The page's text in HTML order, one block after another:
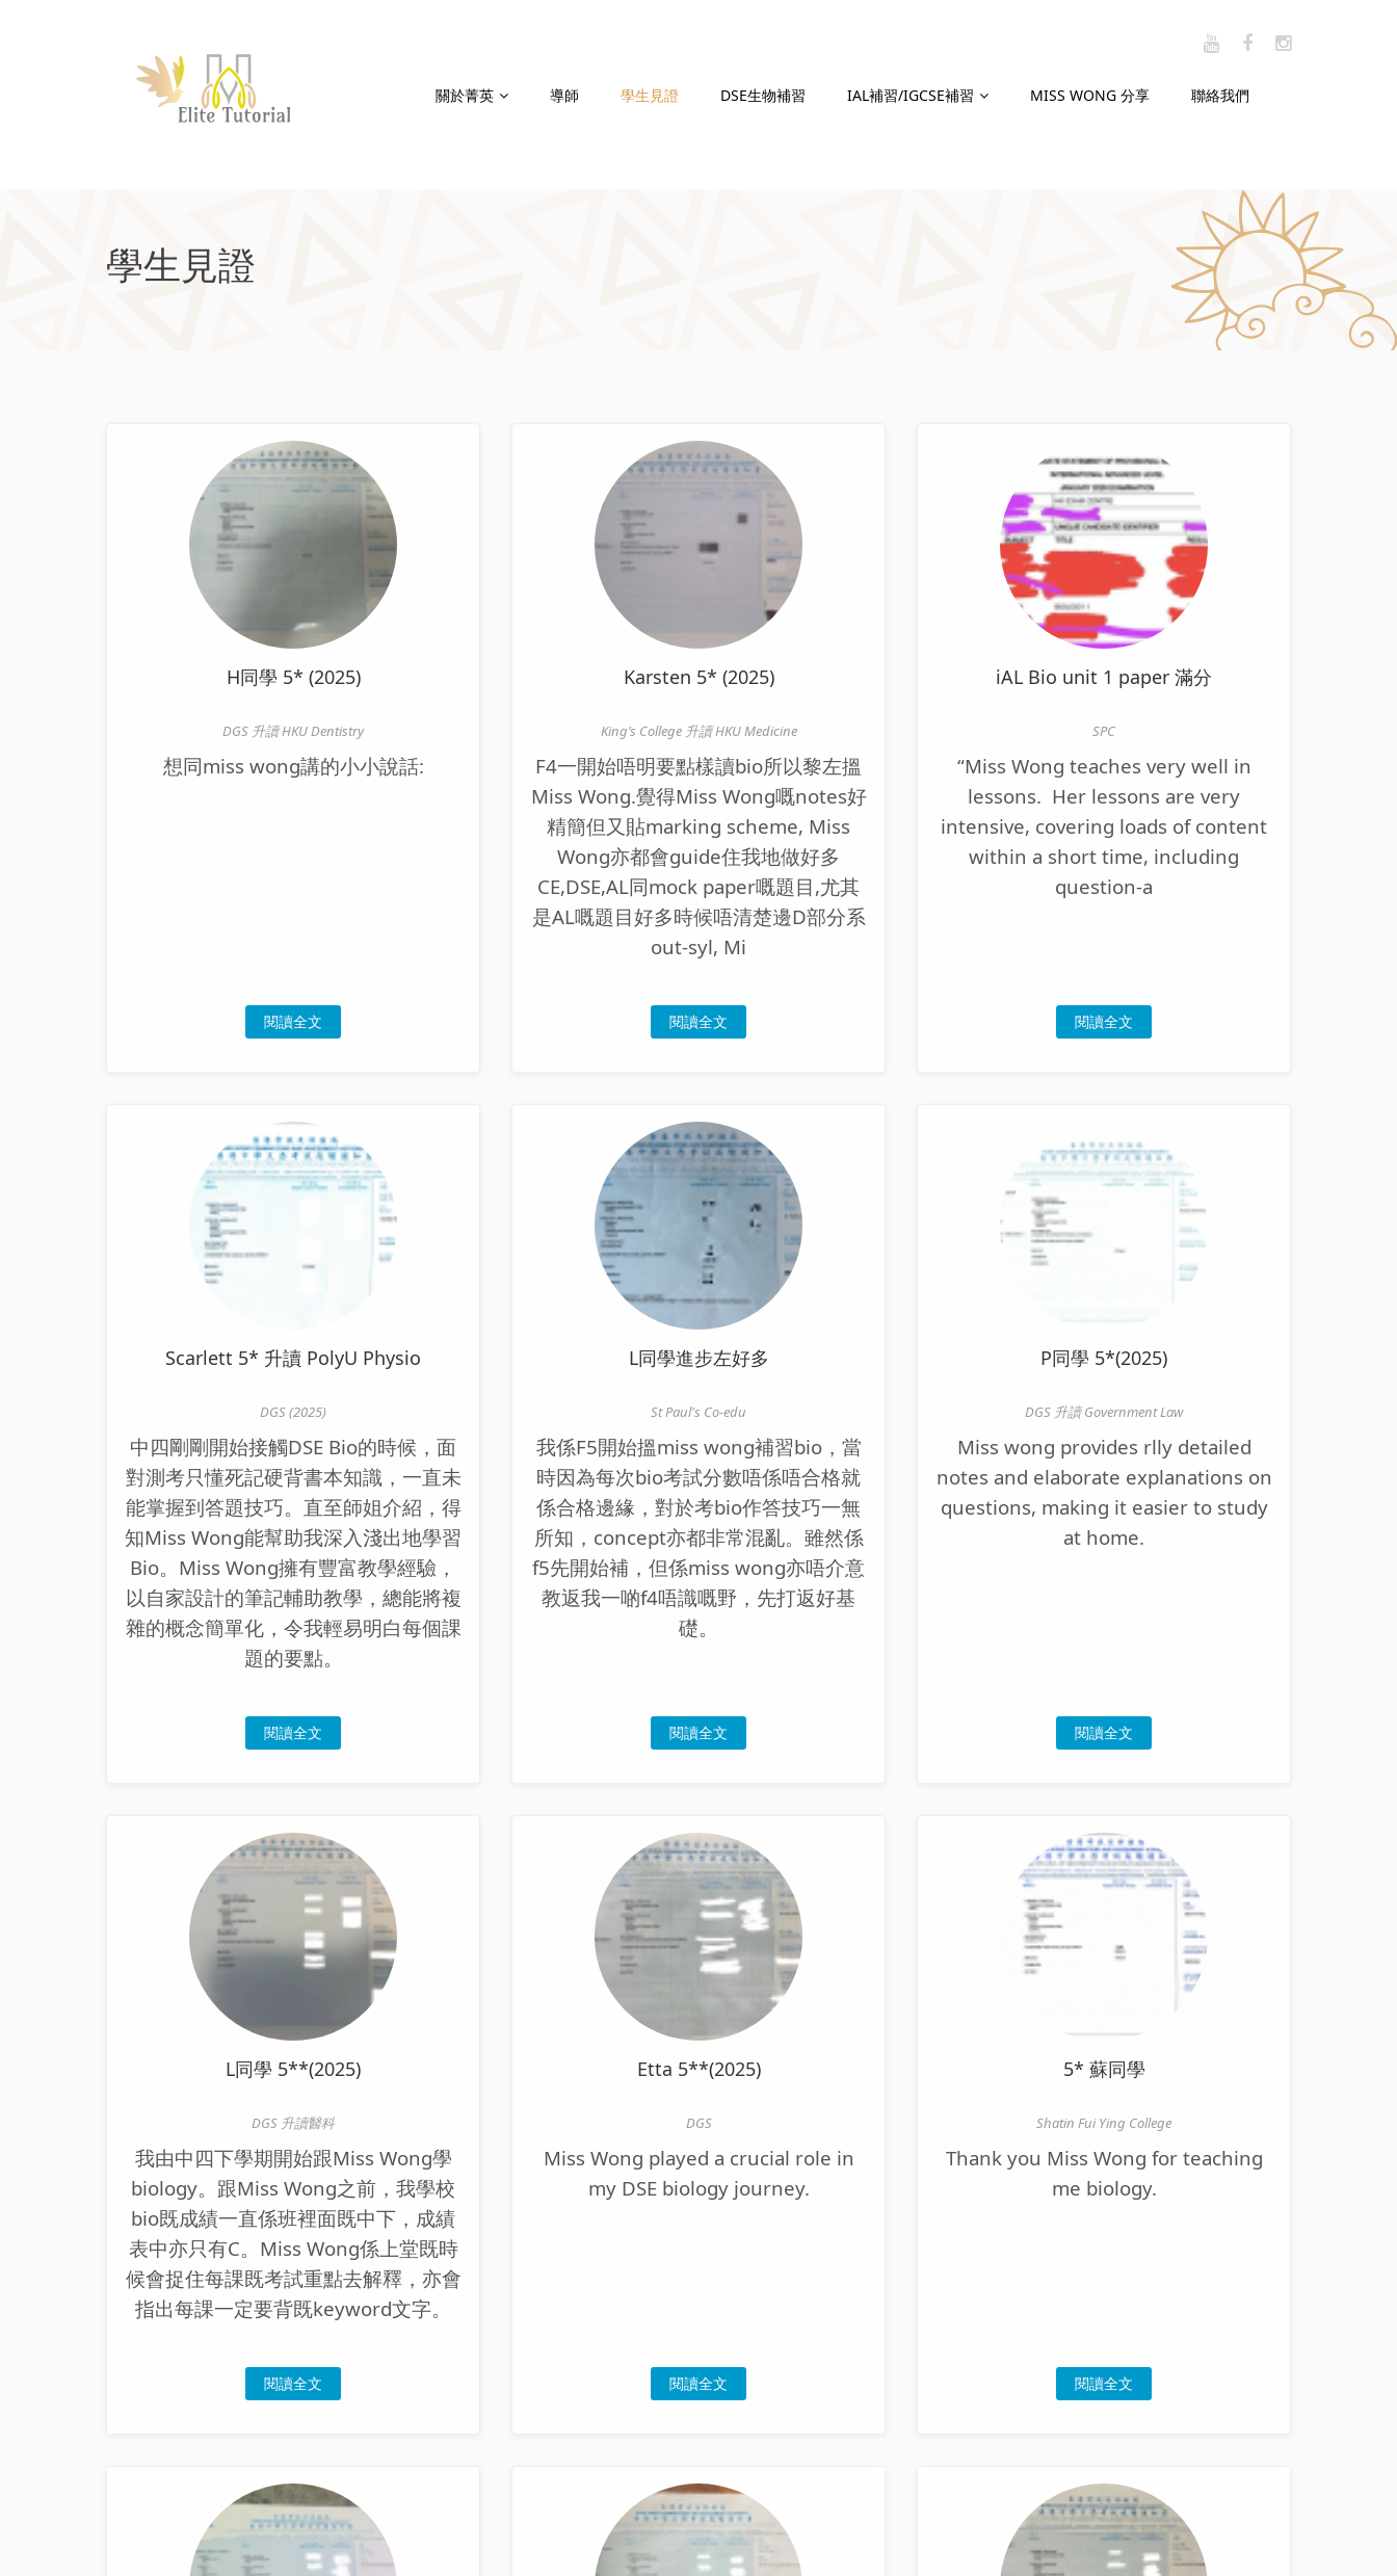
關於菁英 導師 學生見證 DSE生物補習 IAL補習/IGCSE補習 MISS WONG 分享 聯絡我們
學生見證
H同學 5* (2025)
DGS 升讀 HKU Dentistry
想同miss wong講的小小說話:
閱讀全文
Karsten 5* (2025)
King’s College 升讀 HKU Medicine
F4一開始唔明要點樣讀bio所以黎左搵
Miss Wong.覺得Miss Wong嘅notes好
精簡但又貼marking scheme, Miss
Wong亦都會guide住我地做好多
CE,DSE,AL同mock paper嘅題目,尤其
是AL嘅題目好多時候唔清楚邊D部分系
out-syl, Mi
閱讀全文
iAL Bio unit 1 paper 滿分
SPC
“Miss Wong teaches very well in
lessons. Her lessons are very
intensive, covering loads of content
within a short time, including
question-a
閱讀全文
Scarlett 5* 升讀 PolyU Physio
DGS (2025)
中四剛剛開始接觸DSE Bio的時候，面
對測考只懂死記硬背書本知識，一直未
能掌握到答題技巧。直至師姐介紹，得
知Miss Wong能幫助我深入淺出地學習
Bio。Miss Wong擁有豐富教學經驗，
以自家設計的筆記輔助教學，總能將複
雜的概念簡單化，令我輕易明白每個課
題的要點。
閱讀全文
L同學進步左好多
St Paul's Co-edu
我係F5開始搵miss wong補習bio，當
時因為每次bio考試分數唔係唔合格就
係合格邊緣，對於考bio作答技巧一無
所知，concept亦都非常混亂。雖然係
f5先開始補，但係miss wong亦唔介意
教返我一啲f4唔識嘅野，先打返好基
礎。
閱讀全文
P同學 5*(2025)
DGS 升讀 Government Law
Miss wong provides rlly detailed
notes and elaborate explanations on
questions, making it easier to study
at home.
閱讀全文
L同學 5**(2025)
DGS 升讀醫科
我由中四下學期開始跟Miss Wong學
biology。跟Miss Wong之前，我學校
bio既成績一直係班裡面既中下，成績
表中亦只有C。Miss Wong係上堂既時
候會捉住每課既考試重點去解釋，亦會
指出每課一定要背既keyword文字。
閱讀全文
Etta 5**(2025)
DGS
Miss Wong played a crucial role in
my DSE biology journey.
閱讀全文
5* 蘇同學
Shatin Fui Ying College
Thank you Miss Wong for teaching
me biology.
閱讀全文